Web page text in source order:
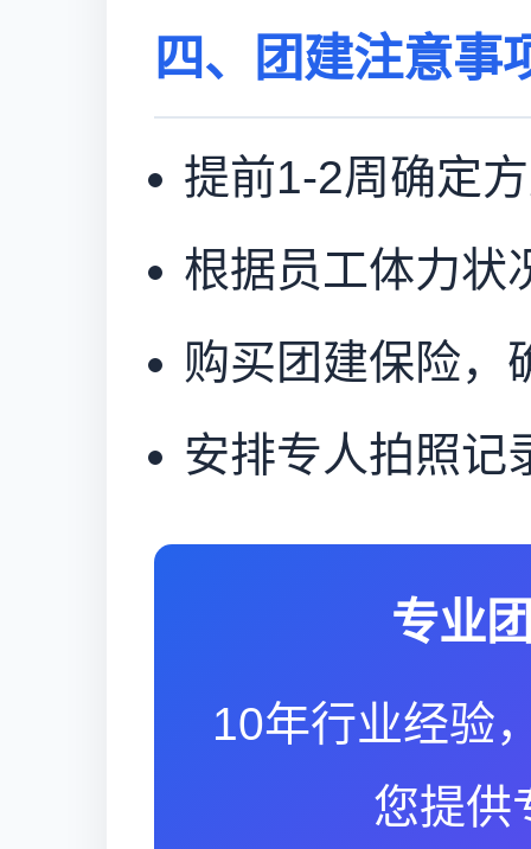
四、团建注意事
提前1-2周确定
根据员工体力状
购买团建保险，
安排专人拍照记
专业
10年行业经验
您提供